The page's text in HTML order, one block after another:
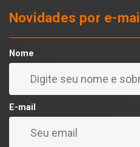
Novidades por e-mail
Nome
E-mail